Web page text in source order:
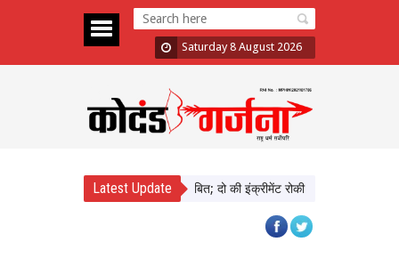
Saturday 8 August 2026
Latest Update
में दिखाई सख्ती, 3 अधिकारी निलंबित; दो की इंक्रीमेंट रोकी पंजाब चुनाव से पहले